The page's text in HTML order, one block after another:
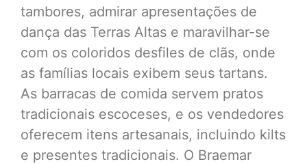
tambores, admirar apresentações de
dança das Terras Altas e maravilhar-se
com os coloridos desfiles de clãs, onde
as famílias locais exibem seus tartans.
As barracas de comida servem pratos
tradicionais escoceses, e os vendedores
oferecem itens artesanais, incluindo kilts
e presentes tradicionais. O Braemar